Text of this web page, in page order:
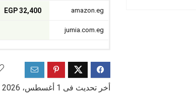
32,400 EGP
أخر تحديث فى 1 أغسطس، 2026 6:46 ص